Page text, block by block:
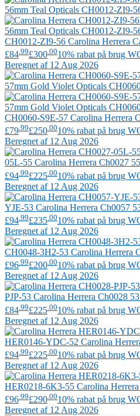
CH0012-ZI9-56 Carolina Herrera
£84 .99£300 .0010% rabat på brug
Beregnet af 12 Aug 2026
CH0060-S9E-57 Carolina Herrera
£79.99£250.0010% rabat på brug
Beregnet af 12 Aug 2026
05L-55 Carolina Herrera Ch0027
£94 .99£225 .0010% rabat på brug
Beregnet af 12 Aug 2026
YJE-53 Carolina Herrera Ch0057
£94 .99£235 .0010% rabat på brug
Beregnet af 12 Aug 2026
CH0048-3H2-53 Carolina Herrera
£96.99£200.0010% rabat på brug
Beregnet af 12 Aug 2026
PJP-53 Carolina Herrera Ch0028
£84 .99£225 .0010% rabat på brug
Beregnet af 12 Aug 2026
HER0146-YDC-52 Carolina
£94 .99£225 .0010% rabat på brug
Beregnet af 12 Aug 2026
HER0218-6K3-55 Carolina Herrera
£96 .99£290 .0010% rabat på brug
Beregnet af 12 Aug 2026